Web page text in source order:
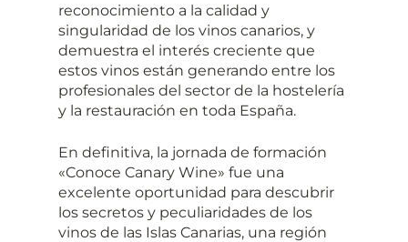
reconocimiento a la calidad y
singularidad de los vinos canarios, y
demuestra el interés creciente que
estos vinos están generando entre los
profesionales del sector de la hostelería
y la restauración en toda España.
En definitiva, la jornada de formación
«Conoce Canary Wine» fue una
excelente oportunidad para descubrir
los secretos y peculiaridades de los
vinos de las Islas Canarias, una región